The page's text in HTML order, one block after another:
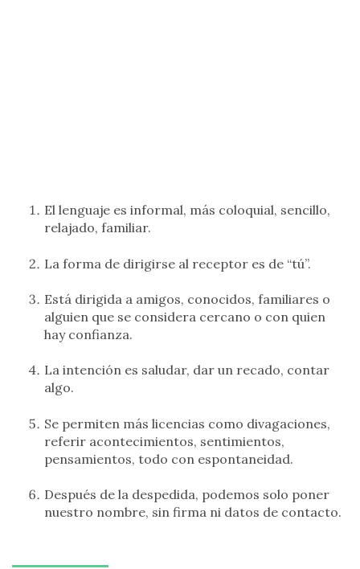
El lenguaje es informal, más coloquial, sencillo,
relajado, familiar.
La forma de dirigirse al receptor es de “tú”.
Está dirigida a amigos, conocidos, familiares o
alguien que se considera cercano o con quien
hay confianza.
La intención es saludar, dar un recado, contar
algo.
Se permiten más licencias como divagaciones,
referir acontecimientos, sentimientos,
pensamientos, todo con espontaneidad.
Después de la despedida, podemos solo poner
nuestro nombre, sin firma ni datos de contacto.